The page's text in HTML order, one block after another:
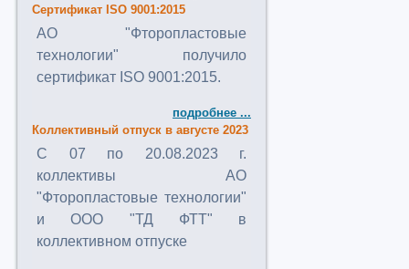
Сертификат ISO 9001:2015
АО "Фторопластовые
технологии" получило
сертификат ISO 9001:2015.
подробнее ...
Коллективный отпуск в августе 2023
C 07 по 20.08.2023 г.
коллективы АО
"Фторопластовые технологии"
и ООО "ТД ФТТ" в
коллективном отпуске